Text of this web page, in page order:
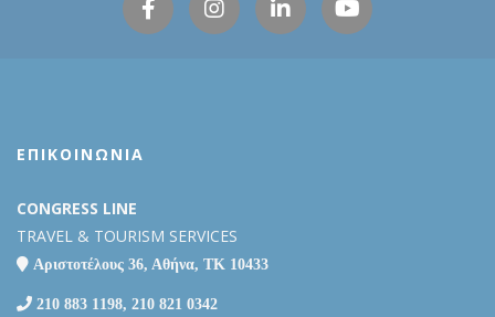
ΕΠΙΚΟΙΝΩΝΙΑ
CONGRESS LINE
TRAVEL & TOURISM SERVICES
Αριστοτέλους 36, Αθήνα, ΤΚ 10433
210 883 1198, 210 821 0342